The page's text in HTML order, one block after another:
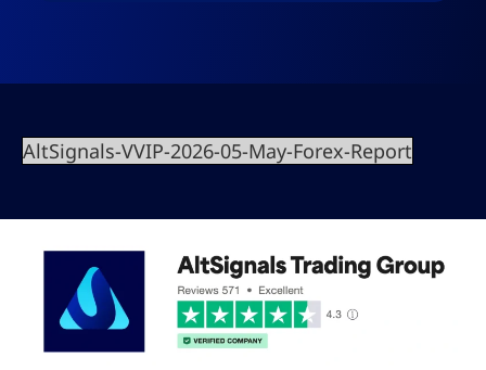
AltSignals-VVIP-2026-05-May-Forex-Report